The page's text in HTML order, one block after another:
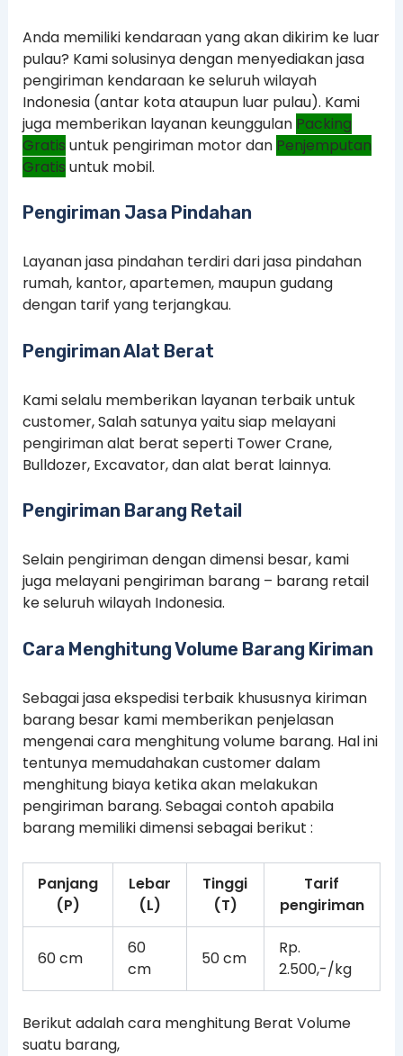
Anda memiliki kendaraan yang akan dikirim ke luar
pulau? Kami solusinya dengan menyediakan jasa
pengiriman kendaraan ke seluruh wilayah
Indonesia (antar kota ataupun luar pulau). Kami
juga memberikan layanan keunggulan Packing
Gratis untuk pengiriman motor dan Penjemputan
Gratis untuk mobil.
Pengiriman Jasa Pindahan
Layanan jasa pindahan terdiri dari jasa pindahan
rumah, kantor, apartemen, maupun gudang
dengan tarif yang terjangkau.
Pengiriman Alat Berat
Kami selalu memberikan layanan terbaik untuk
customer, Salah satunya yaitu siap melayani
pengiriman alat berat seperti Tower Crane,
Bulldozer, Excavator, dan alat berat lainnya.
Pengiriman Barang Retail
Selain pengiriman dengan dimensi besar, kami
juga melayani pengiriman barang – barang retail
ke seluruh wilayah Indonesia.
Cara Menghitung Volume Barang Kiriman
Sebagai jasa ekspedisi terbaik khususnya kiriman
barang besar kami memberikan penjelasan
mengenai cara menghitung volume barang. Hal ini
tentunya memudahakan customer dalam
menghitung biaya ketika akan melakukan
pengiriman barang. Sebagai contoh apabila
barang memiliki dimensi sebagai berikut :
Panjang
(P)
Lebar
(L)
Tinggi
(T)
Tarif
pengiriman
60 cm
60
cm
50 cm
Rp.
2.500,-/kg
Berikut adalah cara menghitung Berat Volume
suatu barang,